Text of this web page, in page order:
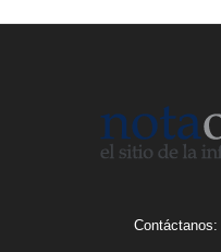
Contáctanos: